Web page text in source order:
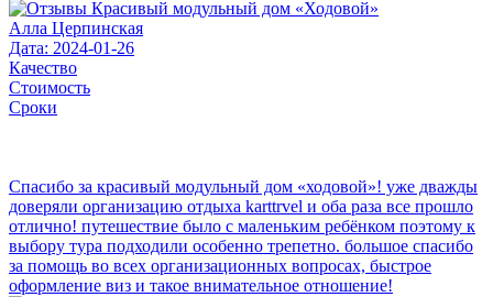
Алла Церпинская
Дата: 2024-01-26
Качество
Стоимость
Сроки
Спасибо за красивый модульный дом «ходовой»! уже дважды
доверяли организацию отдыха karttrvel и оба раза все прошло
отлично! путешествие было с маленьким ребёнком поэтому к
выбору тура подходили особенно трепетно. большое спасибо
за помощь во всех организационных вопросах, быстрое
оформление виз и такое внимательное отношение!